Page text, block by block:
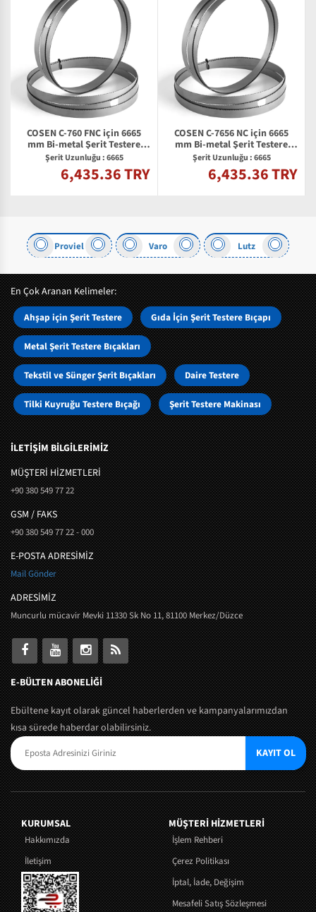
COSEN C-760 FNC için 6665
mm Bi-metal Şerit Testere
Bıçağı
Şerit Uzunluğu : 6665
6,435.36 TRY
COSEN C-7656 NC için 6665
mm Bi-metal Şerit Testere
Bıçağı
Şerit Uzunluğu : 6665
6,435.36 TRY
Proviel Varo Lutz
En Çok Aranan Kelimeler:
Ahşap için Şerit Testere Gıda İçin Şerit Testere Bıçapı
Metal Şerit Testere Bıçakları
Tekstil ve Sünger Şerit Bıçakları Daire Testere
Tilki Kuyruğu Testere Bıçağı Şerit Testere Makinası
İLETİŞİM BİLGİLERİMİZ
MÜŞTERI HIZMETLERI
+90 380 549 77 22
GSM / FAKS
+90 380 549 77 22 - 000
E-POSTA ADRESİMİZ
Mail Gönder
ADRESİMİZ
Muncurlu mücavir Mevki 11330 Sk No 11, 81100 Merkez/Düzce
E-BÜLTEN ABONELİĞİ
Ebültene kayıt olarak güncel haberlerden ve kampanyalarımızdan
kısa sürede haberdar olabilirsiniz.
KAYIT OL
KURUMSAL
Hakkımızda
İletişim
MÜŞTERI HIZMETLERI
İşlem Rehberi
Çerez Politikası
İptal, İade, Değişim
Mesafeli Satış Sözleşmesi